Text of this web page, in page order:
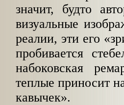
значит, будто
визуальные
реалии, эти его
пробивается
набоковская
теплые приносит
кавычек».